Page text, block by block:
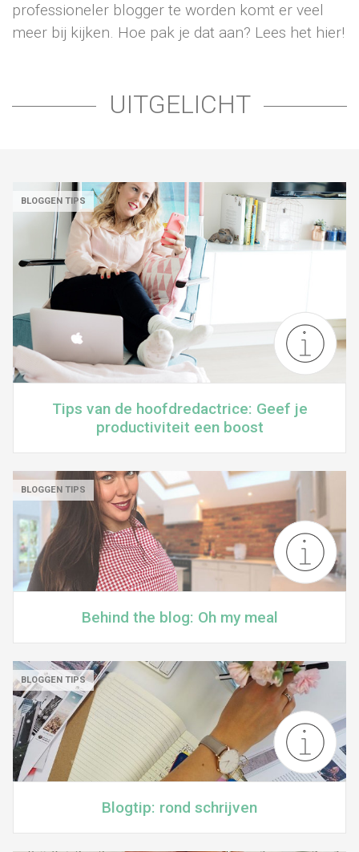
professioneler blogger te worden komt er veel
meer bij kijken. Hoe pak je dat aan? Lees het hier!
UITGELICHT
BLOGGEN TIPS
Tips van de hoofdredactrice: Geef je
productiviteit een boost
BLOGGEN TIPS
Behind the blog: Oh my meal
BLOGGEN TIPS
Blogtip: rond schrijven